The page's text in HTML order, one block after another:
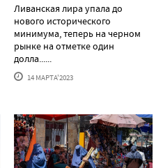
Ливанская лира упала до
нового исторического
минимума, теперь на черном
рынке на отметке один
долла......
14 МАРТА'2023